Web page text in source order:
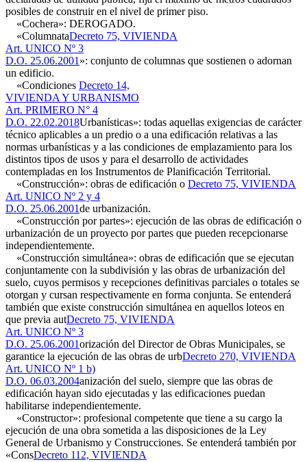
posibles de construir en el nivel de primer piso.
«Cochera»: DEROGADO.
«ColumnataDecreto 75, VIVIENDA
Art. UNICO Nº 3
D.O. 25.06.2001 »: conjunto de columnas que sostienen o adornan
un edificio.
«Condiciones Decreto 14,
VIVIENDA Y URBANISMO
Art. PRIMERO N° 4
D.O. 22.02.2018Urbanísticas»: todas aquellas exigencias de carácter
técnico aplicables a un predio o a una edificación relativas a las
normas urbanísticas y a las condiciones de emplazamiento para los
distintos tipos de usos y para el desarrollo de actividades
contempladas en los Instrumentos de Planificación Territorial.
«Construcción»: obras de edificación o Decreto 75, VIVIENDA
Art. UNICO Nº 2 y 4
D.O. 25.06.2001de urbanización.
«Construcción por partes»: ejecución de las obras de edificación o
urbanización de un proyecto por partes que pueden recepcionarse
independientemente.
«Construcción simultánea»: obras de edificación que se ejecutan
conjuntamente con la subdivisión y las obras de urbanización del
suelo, cuyos permisos y recepciones definitivas parciales o totales se
otorgan y cursan respectivamente en forma conjunta. Se entenderá
también que existe construcción simultánea en aquellos loteos en
que previa autDecreto 75, VIVIENDA
Art. UNICO Nº 3
D.O. 25.06.2001orización del Director de Obras Municipales, se
garantice la ejecución de las obras de urbDecreto 270, VIVIENDA
Art. UNICO Nº 1 b)
D.O. 06.03.2004anización del suelo, siempre que las obras de
edificación hayan sido ejecutadas y las edificaciones puedan
habilitarse independientemente.
«Constructor»: profesional competente que tiene a su cargo la
ejecución de una obra sometida a las disposiciones de la Ley
General de Urbanismo y Construcciones. Se entenderá también por
«ConsDecreto 112, VIVIENDA